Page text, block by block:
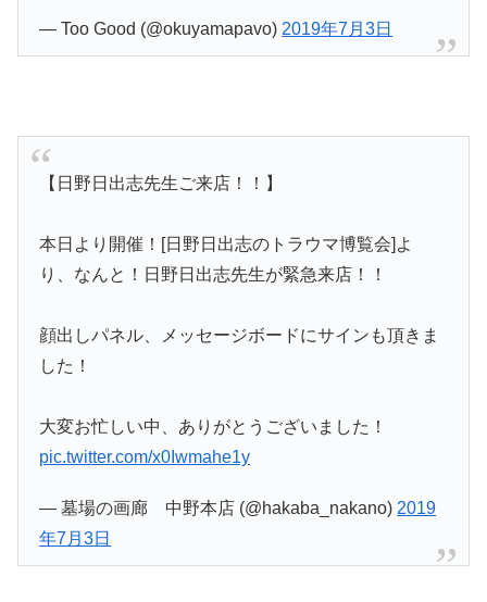
— Too Good (@okuyamapavo) 2019年7月3日
【日野日出志先生ご来店！！】
本日より開催！[日野日出志のトラウマ博覧会]よ
り、なんと！日野日出志先生が緊急来店！！
顔出しパネル、メッセージボードにサインも頂きま
した！
大変お忙しい中、ありがとうございました！
pic.twitter.com/x0Iwmahe1y
— 墓場の画廊 中野本店 (@hakaba_nakano) 2019
年7月3日